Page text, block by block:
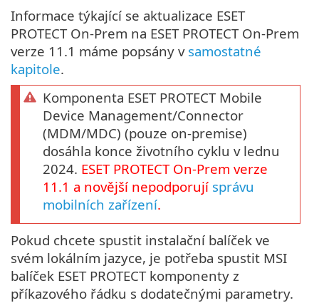
Informace týkající se aktualizace ESET
PROTECT On-Prem na ESET PROTECT On-Prem
verze 11.1 máme popsány v samostatné
kapitole.
Komponenta ESET PROTECT Mobile
Device Management/Connector
(MDM/MDC) (pouze on-premise)
dosáhla konce životního cyklu v lednu
2024. ESET PROTECT On-Prem verze
11.1 a novější nepodporují správu
mobilních zařízení.
Pokud chcete spustit instalační balíček ve
svém lokálním jazyce, je potřeba spustit MSI
balíček ESET PROTECT komponenty z
příkazového řádku s dodatečnými parametry.